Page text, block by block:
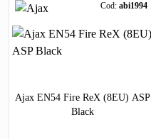
Cod: abi1994
Ajax EN54 Fire ReX (8EU) ASP
Black